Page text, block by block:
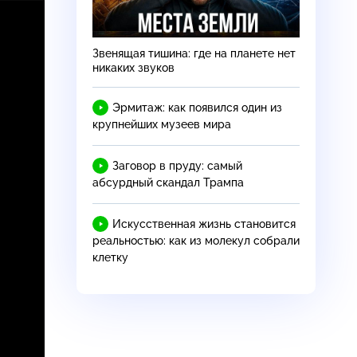
Звенящая тишина: где на планете нет
никаких звуков
Эрмитаж: как появился один из
крупнейших музеев мира
Заговор в пруду: самый
абсурдный скандал Трампа
Искусственная жизнь становится
реальностью: как из молекул собрали
клетку